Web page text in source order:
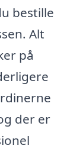
bestille
Alt
på
der er